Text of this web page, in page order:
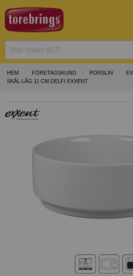
HEM FÖRETAGSKUND PORSLIN
SKÅL LÅG 11 CM DELFI EXXENT